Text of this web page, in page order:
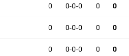
0 0-0-0 0 0
0 0-0-0 0 0
0 0-0-0 0 0